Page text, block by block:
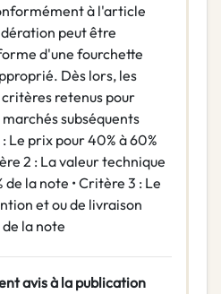
à l'article
peut être
d'une fourchette
Dès lors, les
retenus pour
subséquents
Le prix pour 40% à 60%
2 : La valeur technique
de la note • Critère 3 : Le
et ou de livraison
de la note
avis à la publication